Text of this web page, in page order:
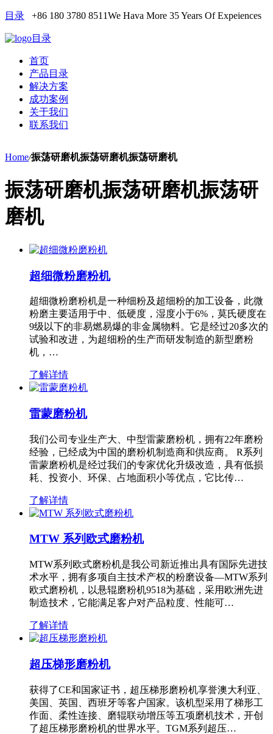
目录 +86 180 3780 8511We Hava More 35 Years Of Expeiences
目录
首页
产品目录
解决方案
成功案例
关于我们
联系我们
Home/振荡研磨机振荡研磨机振荡研磨机
振荡研磨机振荡研磨机振荡研
磨机
超细微粉磨粉机
超细微粉磨粉机是一种细粉及超细粉的加工设备，此微
粉磨主要适用于中、低硬度，湿度小于6%，莫氏硬度在
9级以下的非易燃易爆的非金属物料。它是经过20多次的
试验和改进，为超细粉的生产而研发制造的新型磨粉
机，…
了解详情
雷蒙磨粉机
我们公司专业生产大、中型雷蒙磨粉机，拥有22年磨粉
经验，已经成为中国的磨粉机制造商和供应商。 R系列
雷蒙磨粉机是经过我们的专家优化升级改造，具有低损
耗、投资小、环保、占地面积小等优点，它比传…
了解详情
MTW 系列欧式磨粉机
MTW系列欧式磨粉机是我公司新近推出具有国际先进技
术水平，拥有多项自主技术产权的粉磨设备—MTW系列
欧式磨粉机，以悬辊磨粉机9518为基础，采用欧洲先进
制造技术，它能满足客户对产品粒度、性能可…
了解详情
超压梯形磨粉机
获得了CE和国家证书，超压梯形磨粉机享誉澳大利亚、
美国、英国、西班牙等客户国家。该机型采用了梯形工
作面、柔性连接、磨辊联动增压等五项磨机技术，开创
了超压梯形磨粉机的世界水平。TGM系列超压…